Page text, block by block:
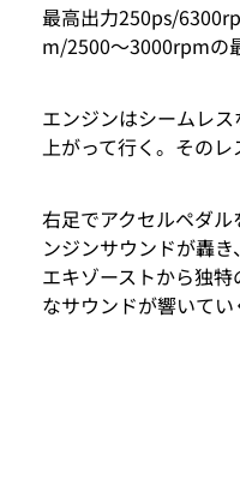
最高出力250ps/
m/2500～3000rpmの
エンジンはシームレ
上がって行く。そのレ
右足でアクセルペダ
ンジンサウンドが轟き
エキゾーストから独
なサウンドが響いてい